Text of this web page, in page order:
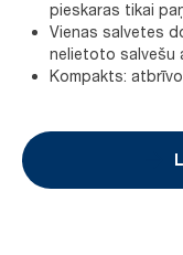
pieskaras tikai
Vienas salvetes
nelietoto salvešu
Kompakts: